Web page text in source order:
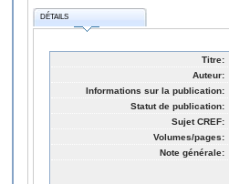
DÉTAILS
Titre:
Auteur:
Informations sur la publication:
Statut de publication:
Sujet CREF:
Volumes/pages:
Note générale: